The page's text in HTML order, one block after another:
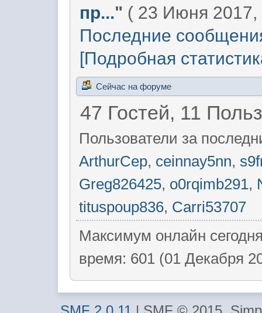
пр..." ( 23 Июня 2017,
Последние
[Подробная
Сейчас на форуме
47 Гостей, 11
Пользователи за
ArthurCep, ceinnay5nn,
Greg826425, o0rqimb291,
tituspoup836, Carri53707
Максимум онлайн
время: 601 (01 Декабря